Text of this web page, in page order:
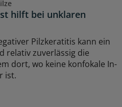
hilft bei unklaren
Pilzkeratitis kann ein
relativ zuverlässig die
dort, wo keine konfokale In-
ist.